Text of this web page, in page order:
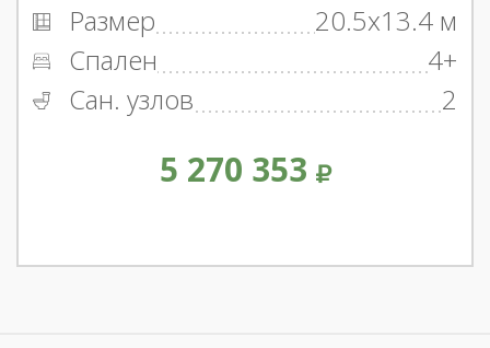
Размер
20.5x13.4 м
Спален
4+
Сан. узлов
2
5 270 353